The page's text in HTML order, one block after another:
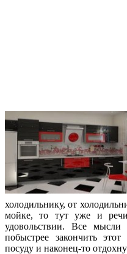
холодильнику, от
мойке, то тут уже и
удовольствии. Все
побыстрее закончить
посуду и наконец-то